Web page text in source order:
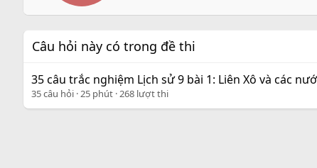
n
y
Câu hỏi này có trong đề thi
35 câu trắc nghiệm Lịch sử 9 bài 1: Liên Xô và các
35 câu hỏi 25 phút 268 lượt thi